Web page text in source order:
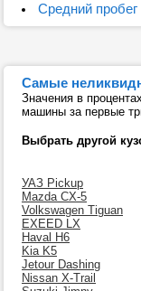
Средний пробег
Самые
Значения в
машины за первые
Выбрать другой
УАЗ Pickup
Mazda CX-5
Volkswagen Tiguan
EXEED LX
Haval H6
Kia K5
Jetour Dashing
Nissan X-Trail